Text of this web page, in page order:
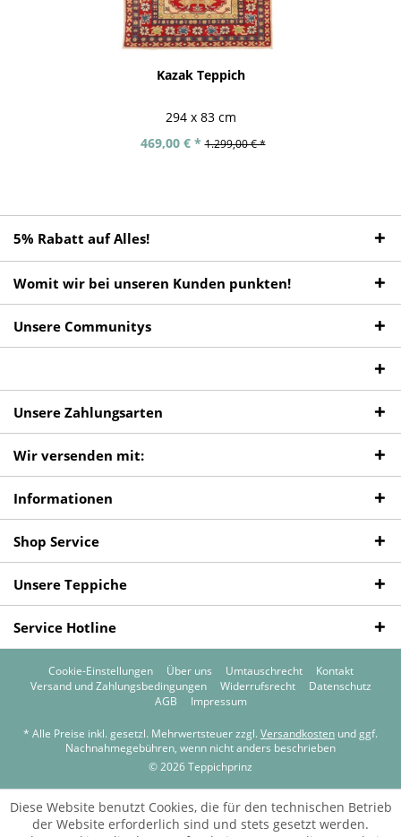
Kazak Teppich
294 x 83 cm
469,00 € * 1.299,00 € *
5% Rabatt auf Alles!
Womit wir bei unseren Kunden punkten!
Unsere Communitys
Unsere Zahlungsarten
Wir versenden mit:
Informationen
Shop Service
Unsere Teppiche
Service Hotline
Cookie-Einstellungen Über uns Umtauschrecht
Kontakt
Versand und Zahlungsbedingungen
Widerrufsrecht
Datenschutz
AGB
Impressum
* Alle Preise inkl. gesetzl. Mehrwertsteuer zzgl. Versandkosten und ggf.
Nachnahmegebühren, wenn nicht anders beschrieben
© 2026 Teppichprinz
Diese Website benutzt Cookies, die für den technischen Betrieb
der Website erforderlich sind und stets gesetzt werden.